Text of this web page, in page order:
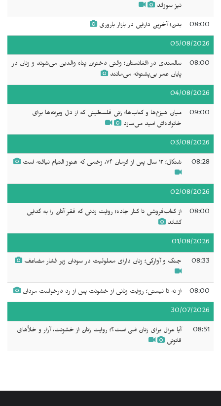
نیز سوزاند
08:00 بدن؛ آخرین دارایی در بازار باروری
05/08/2026
08:00
سالمندی در افغانستان؛ وقتی دختران پناه والدین می‌شوند و زنان در
پایان عمر بی‌پشتوانه می‌مانند
04/08/2026
09:00
میان هیزم‌ها و کتاب‌ها؛ زنی فلسطینی که از دل ویرانه‌ها برای
خانواده‌اش امید می‌سازد
03/08/2026
08:28 شنگال؛ ۱۲ سال پس از فرمان ۷۴، زخمی که هنوز التیام نیافته است
02/08/2026
08:00
از کتاب‌فروشی تا کنار جاده؛ روایت زنانی که فقر آنان را به گدایی
کشاند
01/08/2026
08:33 جنگ و آوارگی؛ زنان دارای معلولیت در سودان زیر فشار مضاعف
08:00 از نه تا نیستی؛ روایت زنانی از خشونت پس از رد درخواست مردان
30/07/2026
08:51
آیا عراق برای زنان امن است؟؛ روایت زنان از خشونت، آزار و خلأهای
قانونی